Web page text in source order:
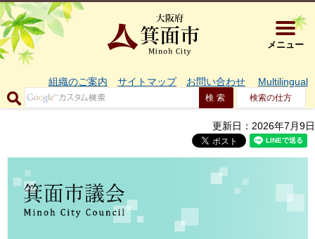
大阪府箕
メニュー
組織のご案内 サイトマップ お問い合わせ Multilingual
検索の仕方
更新日：2026年7月9日